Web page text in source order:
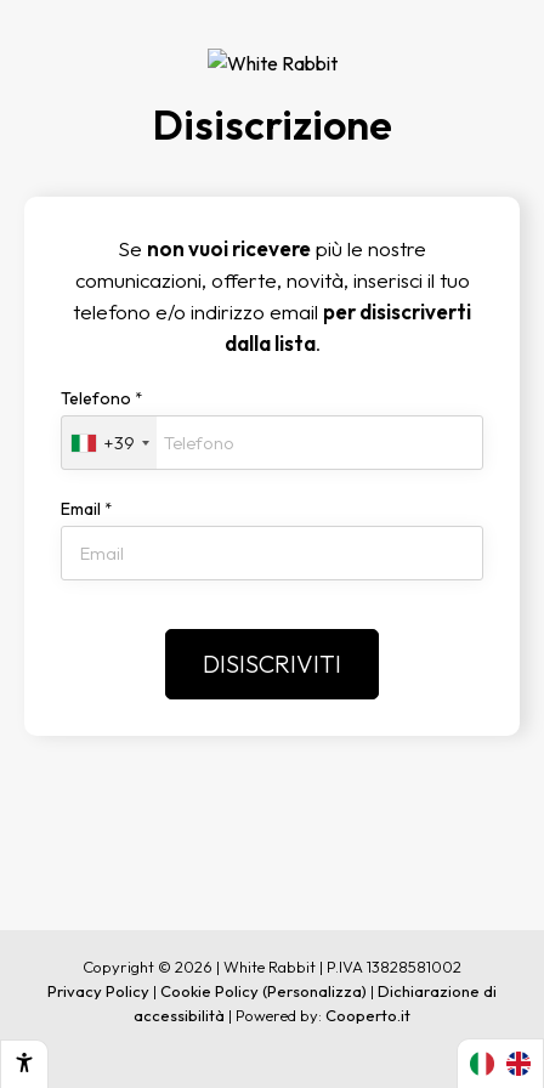
Disiscrizione
Se non vuoi riceverepiù le nostre
comunicazioni, offerte, novità, inserisci il tuo
telefono e/o indirizzo email per disiscriverti
dalla lista.
Telefono *
+39
Email *
Copyright © 2026 | White Rabbit | P.IVA 13828581002
Privacy Policy | Cookie Policy(Personalizza) | Dichiarazione di
accessibilità | Powered by: Cooperto.it